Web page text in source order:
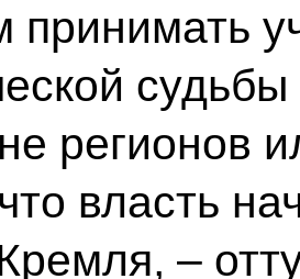
принимать
регионов
власть
–